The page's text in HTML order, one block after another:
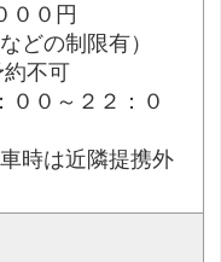
００円
どの制限有）
不可
００～２２：０
時は近隣提携外